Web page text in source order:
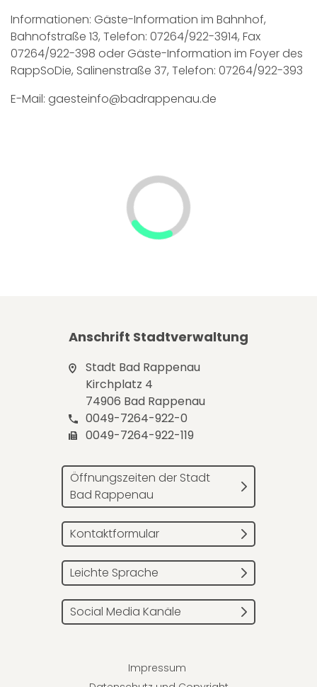
Informationen: Gäste-Information im Bahnhof,
Bahnofstraße 13, Telefon: 07264/922-3914, Fax
07264/922-398 oder Gäste-Information im Foyer des
RappSoDie, Salinenstraße 37, Telefon: 07264/922-393
E-Mail: gaesteinfo@badrappenau.de
Anschrift Stadtverwaltung
Stadt Bad Rappenau
Kirchplatz 4
74906 Bad Rappenau
0049-7264-922-0
0049-7264-922-119
Öffnungszeiten der Stadt
Bad Rappenau
Kontaktformular
Leichte Sprache
Social Media Kanäle
Impressum